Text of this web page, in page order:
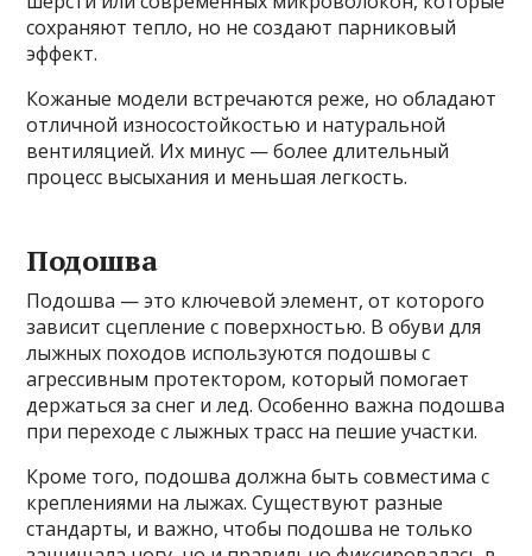
сохраняют тепло, но не создают парниковый
эффект.
Кожаные модели встречаются реже, но обладают
отличной износостойкостью и натуральной
вентиляцией. Их минус — более длительный
процесс высыхания и меньшая легкость.
Подошва
Подошва — это ключевой элемент, от которого
зависит сцепление с поверхностью. В обуви для
лыжных походов используются подошвы с
агрессивным протектором, который помогает
держаться за снег и лед. Особенно важна подошва
при переходе с лыжных трасс на пешие участки.
Кроме того, подошва должна быть совместима с
креплениями на лыжах. Существуют разные
стандарты, и важно, чтобы подошва не только